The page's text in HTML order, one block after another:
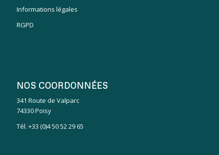
Informations légales
RGPD
NOS COORDONNÉES
341 Route de Valparc
74330 Poisy
Tél. +33 (0)4 50 52 29 65